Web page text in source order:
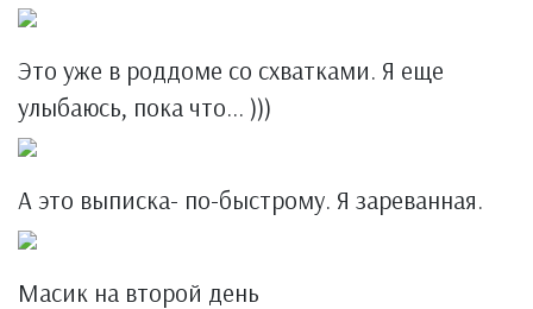
Это уже в роддоме со схватками. Я еще
улыбаюсь, пока что... )))
А это выписка- по-быстрому. Я зареванная.
Масик на второй день